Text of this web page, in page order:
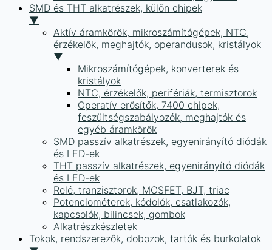
SMD és THT alkatrészek, külön chipek
▼
Aktív áramkörök, mikroszámítógépek, NTC,
érzékelők, meghajtók, operandusok, kristályok
▼
Mikroszámítógépek, konverterek és
kristályok
NTC, érzékelők, perifériák, termisztorok
Operatív erősítők, 7400 chipek,
feszültségszabályozók, meghajtók és
egyéb áramkörök
SMD passzív alkatrészek, egyenirányító diódák
és LED-ek
THT passzív alkatrészek, egyenirányító diódák
és LED-ek
Relé, tranzisztorok, MOSFET, BJT, triac
Potenciométerek, kódolók, csatlakozók,
kapcsolók, bilincsek, gombok
Alkatrészkészletek
Tokok, rendszerezők, dobozok, tartók és burkolatok